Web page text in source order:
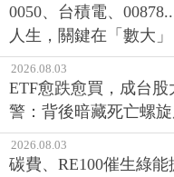
0050、台積電、
人生，關鍵在「數大」
2026.08.03
ETF愈跌愈買，成台
警：背後暗藏死亡螺
2026.08.03
碳費、RE100催生綠